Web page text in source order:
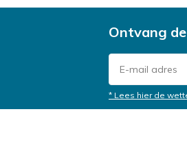
Ontvang
* Lees hier de